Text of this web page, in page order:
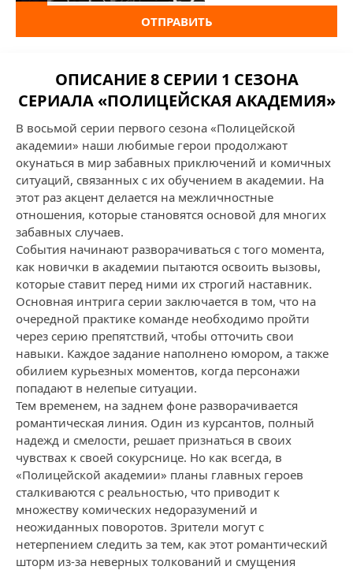
ОТПРАВИТЬ
ОПИСАНИЕ 8 СЕРИИ 1 СЕЗОНА
СЕРИАЛА «ПОЛИЦЕЙСКАЯ АКАДЕМИЯ»
В восьмой серии первого сезона «Полицейской
академии» наши любимые герои продолжают
окунаться в мир забавных приключений и комичных
ситуаций, связанных с их обучением в академии. На
этот раз акцент делается на межличностные
отношения, которые становятся основой для многих
забавных случаев.
События начинают разворачиваться с того момента,
как новички в академии пытаются освоить вызовы,
которые ставит перед ними их строгий наставник.
Основная интрига серии заключается в том, что на
очередной практике команде необходимо пройти
через серию препятствий, чтобы отточить свои
навыки. Каждое задание наполнено юмором, а также
обилием курьезных моментов, когда персонажи
попадают в нелепые ситуации.
Тем временем, на заднем фоне разворачивается
романтическая линия. Один из курсантов, полный
надежд и смелости, решает признаться в своих
чувствах к своей сокурснице. Но как всегда, в
«Полицейской академии» планы главных героев
сталкиваются с реальностью, что приводит к
множеству комических недоразумений и
неожиданных поворотов. Зрители могут с
нетерпением следить за тем, как этот романтический
шторм из-за неверных толкований и смущения